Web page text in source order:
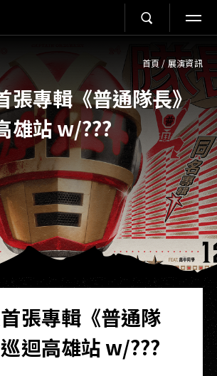
首頁 /展演資訊
張專輯《普通隊長》
雄站 w/???
張專輯《普通隊
迴高雄站 w/???